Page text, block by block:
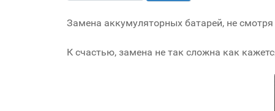
Замена аккумуляторных батарей, не
К счастью, замена не так сложна как